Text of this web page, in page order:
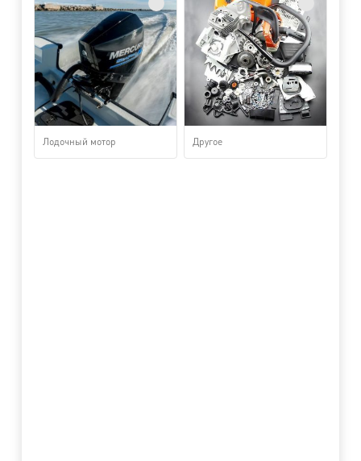
Лодочный мотор Другое